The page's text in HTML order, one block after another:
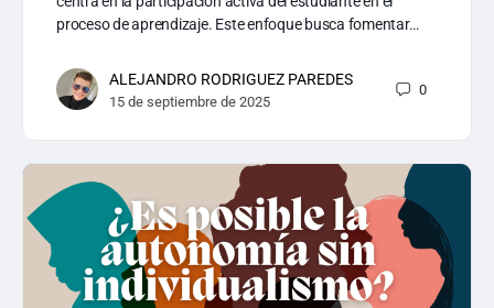
proceso de aprendizaje. Este enfoque busca fomentar…
ALEJANDRO RODRIGUEZ PAREDES
15 de septiembre de 2025
0